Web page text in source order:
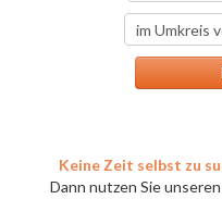
Keine Zeit selbst zu
Dann nutzen Sie